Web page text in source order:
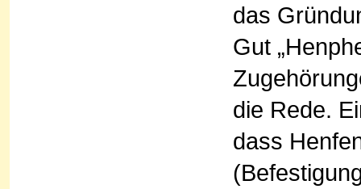
das
Gut
die Rede.
dass